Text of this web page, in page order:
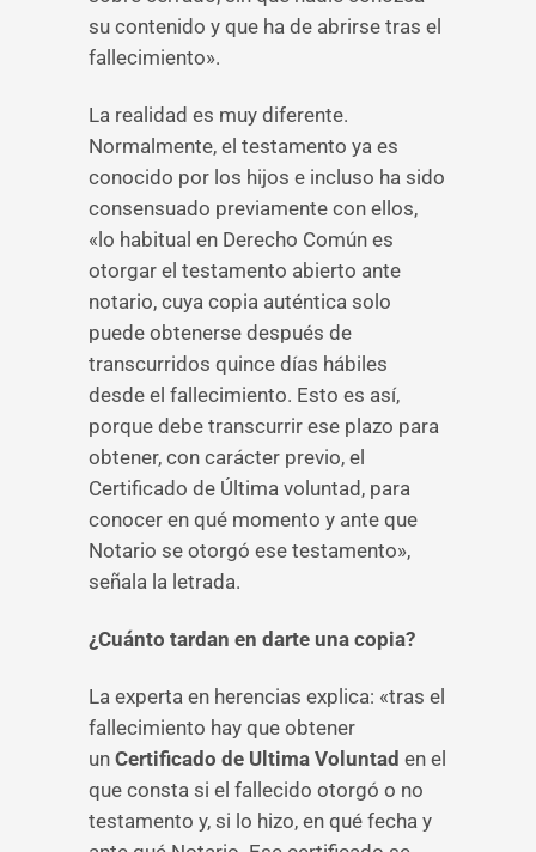
su contenido y que ha de abrirse tras el
fallecimiento».
La realidad es muy diferente.
Normalmente, el testamento ya es
conocido por los hijos e incluso ha sido
consensuado previamente con ellos,
«lo habitual en Derecho Común es
otorgar el testamento abierto ante
notario, cuya copia auténtica solo
puede obtenerse después de
transcurridos quince días hábiles
desde el fallecimiento. Esto es así,
porque debe transcurrir ese plazo para
obtener, con carácter previo, el
Certificado de Última voluntad, para
conocer en qué momento y ante que
Notario se otorgó ese testamento»,
señala la letrada.
¿Cuánto tardan en darte una copia?
La experta en herencias explica: «tras el
fallecimiento hay que obtener
un Certificado de Ultima Voluntad en el
que consta si el fallecido otorgó o no
testamento y, si lo hizo, en qué fecha y